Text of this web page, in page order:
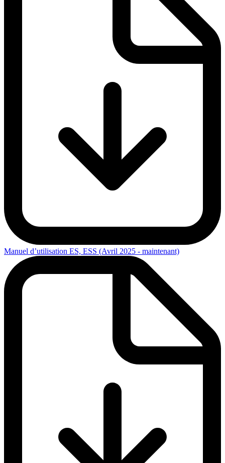
Manuel d’utilisation ES, ESS (Avril 2025 - maintenant)